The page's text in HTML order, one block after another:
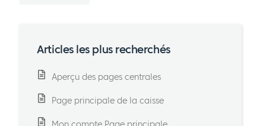
Articles les plus recherchés
Aperçu des pages centrales
Page principale de la caisse